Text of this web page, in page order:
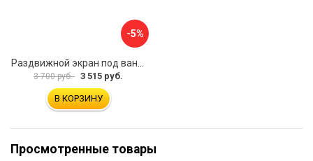
-5%
3 700 руб. 3 515 руб.
В КОРЗИНУ
Просмотренные товары